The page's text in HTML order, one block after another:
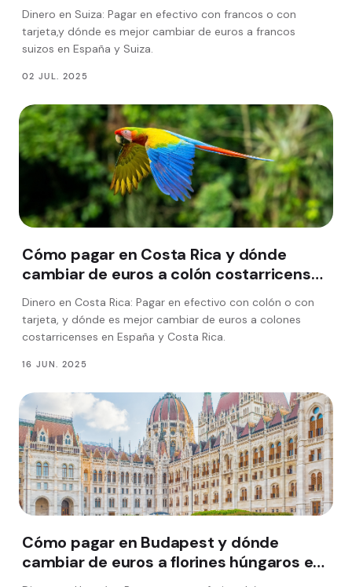
Dinero en Suiza: Pagar en efectivo con francos o con
tarjeta,y dónde es mejor cambiar de euros a francos
suizos en España y Suiza.
02 JUL. 2025
Cómo pagar en Costa Rica y dónde
cambiar de euros a colón costarricense
en España
Dinero en Costa Rica: Pagar en efectivo con colón o con
tarjeta, y dónde es mejor cambiar de euros a colones
costarricenses en España y Costa Rica.
16 JUN. 2025
Cómo pagar en Budapest y dónde
cambiar de euros a florines húngaros en
España